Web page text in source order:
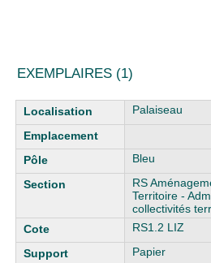
EXEMPLAIRES (1)
Liste des exemplaires Palaiseau
Bleu
RS
Territoire -
collectivités
RS1.2 LIZ
Papier